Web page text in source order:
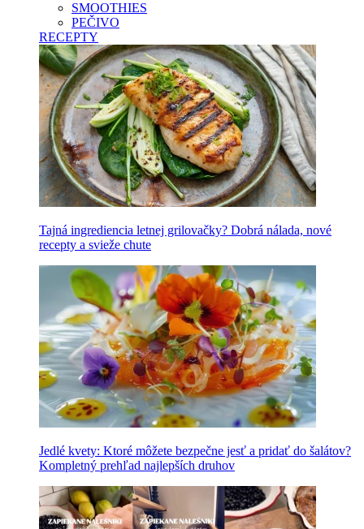
SMOOTHIES
PEČIVO
RECEPTY
Tajná ingrediencia letnej grilovačky? Dobrá nálada, nové
recepty a svieže chute
Jedlé kvety: Ktoré môžete bezpečne jesť a pridať do šalátov?
Kompletný prehľad najlepších druhov